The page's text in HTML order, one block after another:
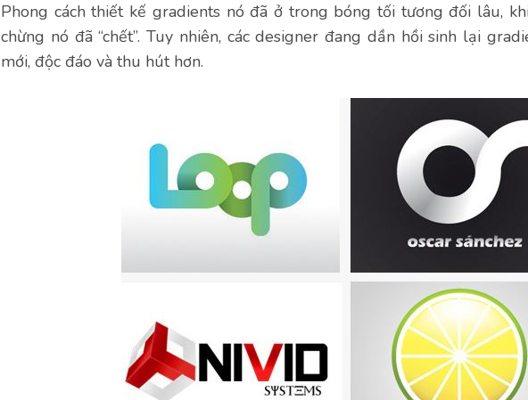
Phong cách thiết kế gradients nó đã ở trong bóng tối tương đối lâu,
chừng nó đã “chết”. Tuy nhiên, các designer đang dần hồi sinh lại
mới, độc đáo và thu hút hơn.